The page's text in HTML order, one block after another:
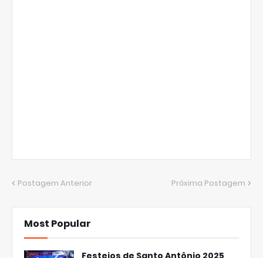
Postagem Anterior Próxima Postagem
Most Popular
Festejos de Santo Antônio 2025